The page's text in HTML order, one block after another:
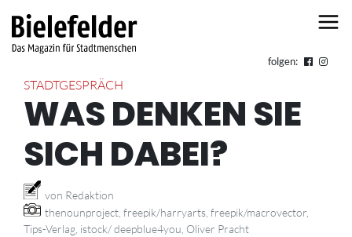
folgen:
STADTGESPRÄCH
WAS DENKEN SIE
SICH DABEI?
von Redaktion
thenounproject, freepik/harryarts, freepik/macrovector,
Tips-Verlag, istock/ deepblue4you, Oliver Pracht